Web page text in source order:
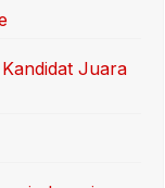
Juara